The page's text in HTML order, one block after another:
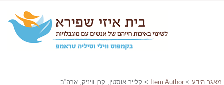
מאגר הידע >
Item Author > קלייר אוסטין, קרן וויניק, ארה”ב